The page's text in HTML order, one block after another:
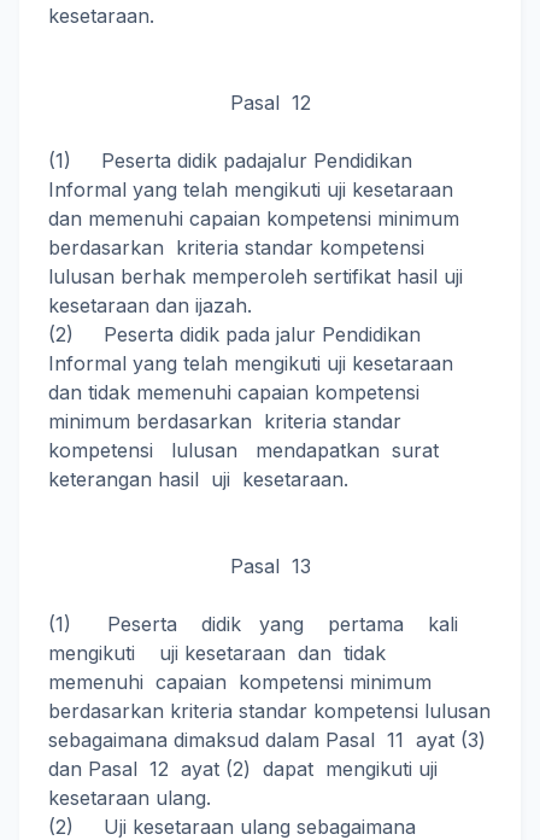
kesetaraan.
Pasal 12
(1) Peserta didik padajalur Pendidikan
Informal yang telah mengikuti uji kesetaraan
dan memenuhi capaian kompetensi minimum
berdasarkan kriteria standar kompetensi
lulusan berhak memperoleh sertifikat hasil uji
kesetaraan dan ijazah.
(2) Peserta didik pada jalur Pendidikan
Informal yang telah mengikuti uji kesetaraan
dan tidak memenuhi capaian kompetensi
minimum berdasarkan kriteria standar
kompetensi lulusan mendapatkan surat
keterangan hasil uji kesetaraan.
Pasal 13
(1) Peserta didik yang pertama kali
mengikuti uji kesetaraan dan tidak
memenuhi capaian kompetensi minimum
berdasarkan kriteria standar kompetensi lulusan
sebagaimana dimaksud dalam Pasal 11 ayat (3)
dan Pasal 12 ayat (2) dapat mengikuti uji
kesetaraan ulang.
(2) Uji kesetaraan ulang sebagaimana